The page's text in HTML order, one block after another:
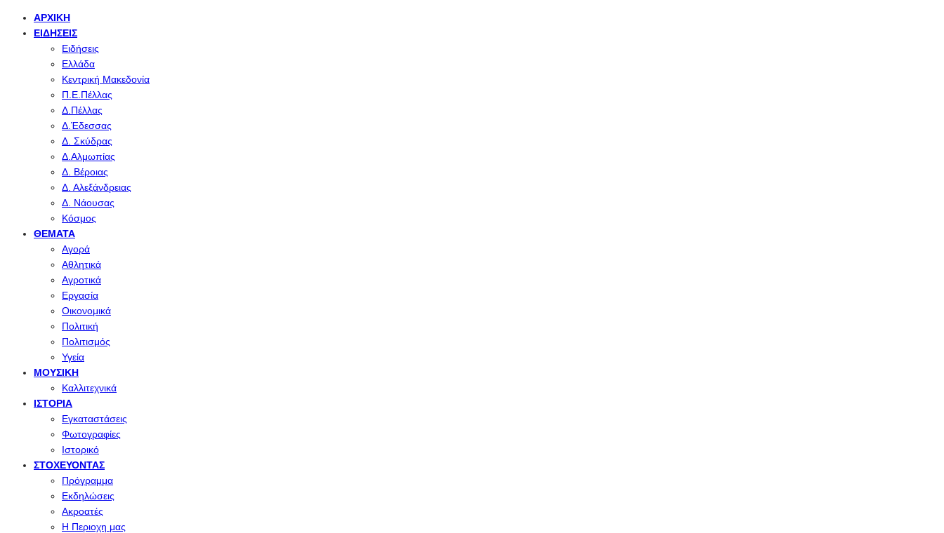
ΑΡΧΙΚΉ
ΕΙΔΉΣΕΙΣ
Ειδήσεις
Ελλάδα
Κεντρική Μακεδονία
Π.Ε.Πέλλας
Δ.Πέλλας
Δ.Έδεσσας
Δ. Σκύδρας
Δ.Αλμωπίας
Δ. Βέροιας
Δ. Αλεξάνδρειας
Δ. Νάουσας
Κόσμος
ΘΈΜΑΤΑ
Αγορά
Αθλητικά
Αγροτικά
Εργασία
Οικονομικά
Πολιτική
Πολιτισμός
Υγεία
ΜΟΥΣΙΚΉ
Καλλιτεχνικά
ΙΣΤΟΡΊΑ
Εγκαταστάσεις
Φωτογραφίες
Ιστορικό
ΣΤΟΧΕΎΟΝΤΑΣ
Πρόγραμμα
Εκδηλώσεις
Ακροατές
Η Περιοχη μας